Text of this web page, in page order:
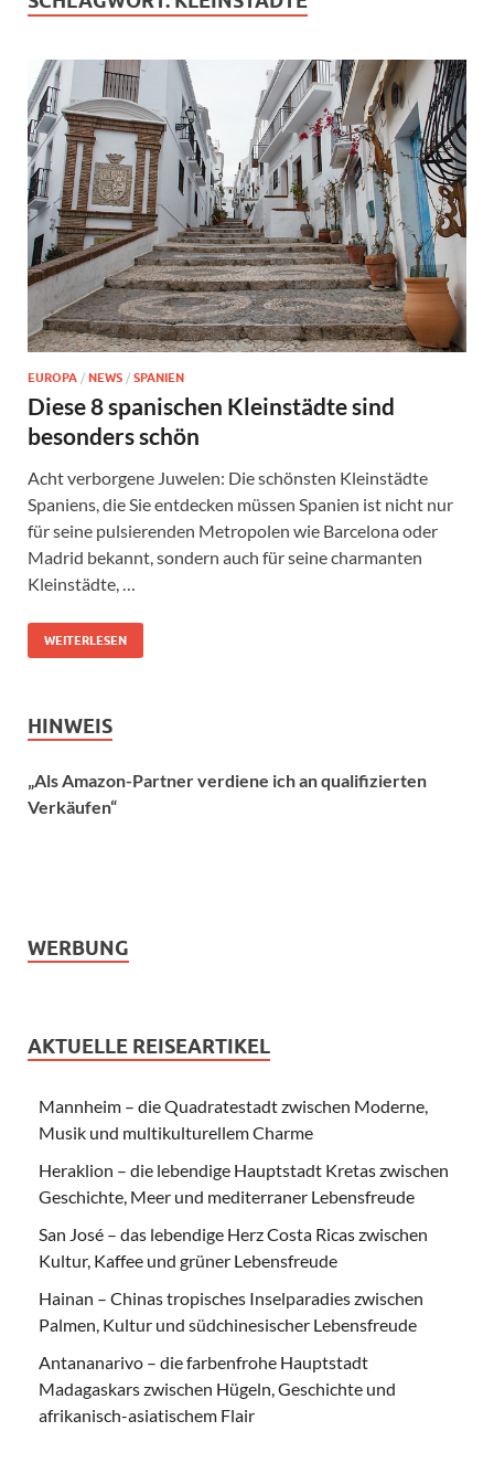
EUROPA / NEWS / SPANIEN
Diese 8 spanischen Kleinstädte sind
besonders schön
Acht verborgene Juwelen: Die schönsten Kleinstädte
Spaniens, die Sie entdecken müssen Spanien ist nicht nur
für seine pulsierenden Metropolen wie Barcelona oder
Madrid bekannt, sondern auch für seine charmanten
Kleinstädte, …
WEITERLESEN
HINWEIS
„Als Amazon-Partner verdiene ich an qualifizierten
Verkäufen“
WERBUNG
AKTUELLE REISEARTIKEL
Mannheim – die Quadratestadt zwischen Moderne,
Musik und multikulturellem Charme
Heraklion – die lebendige Hauptstadt Kretas zwischen
Geschichte, Meer und mediterraner Lebensfreude
San José – das lebendige Herz Costa Ricas zwischen
Kultur, Kaffee und grüner Lebensfreude
Hainan – Chinas tropisches Inselparadies zwischen
Palmen, Kultur und südchinesischer Lebensfreude
Antananarivo – die farbenfrohe Hauptstadt
Madagaskars zwischen Hügeln, Geschichte und
afrikanisch-asiatischem Flair